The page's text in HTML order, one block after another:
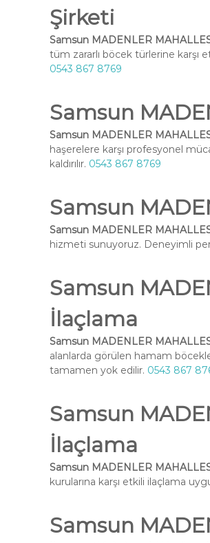
Şirketi
Samsun MADENLER
tüm zararlı böcek türlerine karşı
0543 867 8769
Samsun
Samsun MADENLER
haşerelere karşı profesyonel
kaldırılır. 0543 867 8769
Samsun
Samsun MADENLER
hizmeti sunuyoruz. Deneyimli
Samsun
İlaçlama
Samsun MADENLER
alanlarda görülen hamam
tamamen yok edilir. 0543 867
Samsun
İlaçlama
Samsun MADENLER
kurularına karşı etkili ilaçlama
Samsun